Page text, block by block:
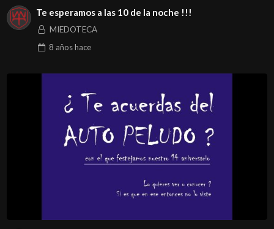
Te esperamos a las 10 de la noche !!!
MIEDOTECA
8 añoshace